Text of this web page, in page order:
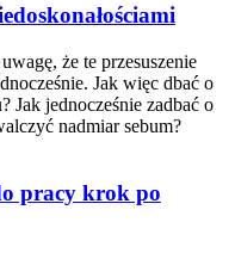
że te przesuszenie
Jak więc dbać o
Jak jednocześnie zadbać o
nadmiar sebum?
pracy krok po